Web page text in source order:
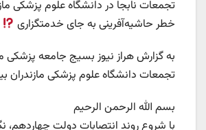
تجمعات نابجا در دانشگاه علوم پزشکی
خطر حاشیه‌آفرینی به جای خدمتگزاری
به گزارش هراز نیوز بسیج جامعه پزشکی
تجمعات دانشگاه علوم پزشکی مازندران
بسم الله الرحمن الرحیم
با شروع روند انتصابات دولت چهاردهم،